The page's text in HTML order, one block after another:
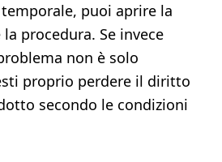
puoi aprire la
procedura. Se invece
non è solo
proprio perdere il diritto
secondo le condizioni